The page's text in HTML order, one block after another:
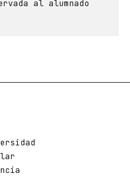
al alumnado